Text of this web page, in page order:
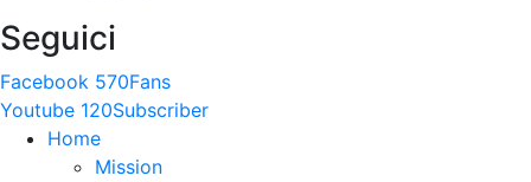
Seguici
Facebook 570Fans
Youtube 120Subscriber
Home
Mission